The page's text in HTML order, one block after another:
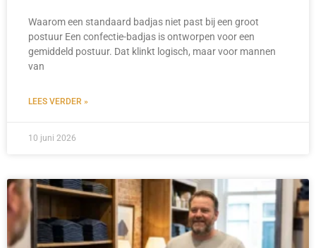
Waarom een standaard badjas niet past bij een groot
postuur Een confectie-badjas is ontworpen voor een
gemiddeld postuur. Dat klinkt logisch, maar voor mannen
van
LEES VERDER »
10 juni 2026